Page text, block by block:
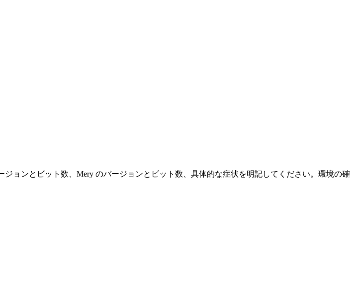
ョンとビット数、Mery のバージョンとビット数、具体的な症状を明記してください。環境の確